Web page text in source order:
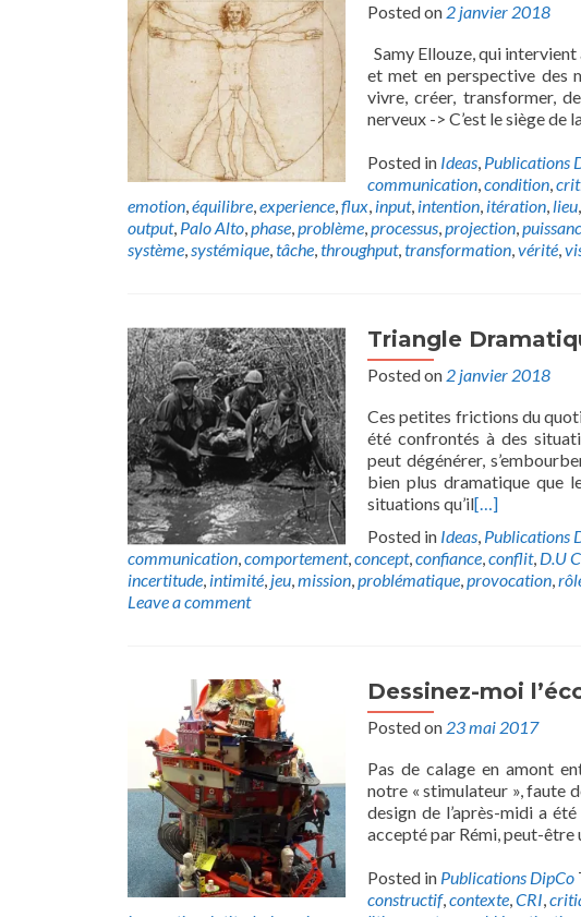
Posted on 2 janvier 2018
Samy Ellouze, qui
et met en perspective des
vivre, créer, transformer,
nerveux -> C’est le siège
Posted in Ideas, Publications
communication,condition,
emotion,équilibre,experience,flux, input, intention, itération, lieu,
output, Palo Alto,phase,problème,processus,projection,
système,systémique,tâche,throughput,transformation,vérité,
Triangle
Posted on 2 janvier 2018
Ces petites frictions du
été confrontés à des
peut dégénérer,
bien plus dramatique que
situations qu’il[…]
Posted in Ideas, Publications
communication,comportement,concept,confiance,conflit, D.U
incertitude, intimité, jeu,mission,problématique,provocation,
Leave a comment
Dessinez-moi
Posted on 23 mai 2017
Pas de calage en amont
notre « stimulateur », faute
design de l’après-midi a
accepté par Rémi, peut-être
Posted in Publications DipCo
constructif,contexte,CRI,